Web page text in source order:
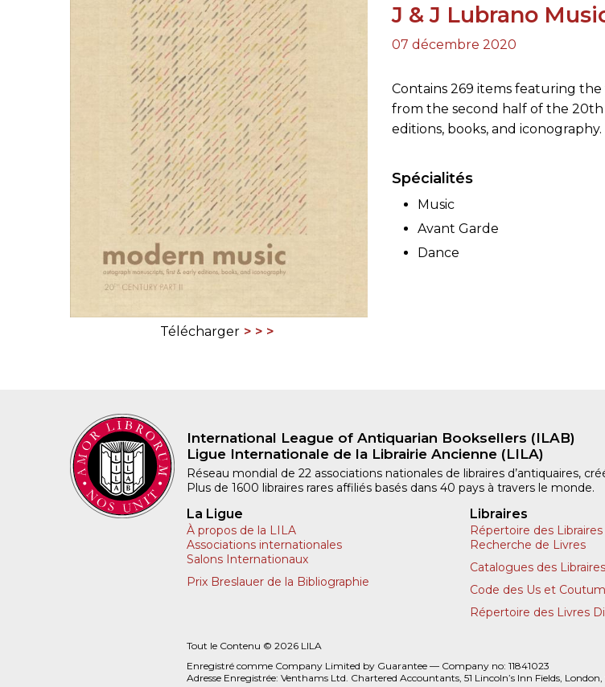
SALONS INTERNATIONAUX DE LA LILA
CODE ES US ET COUTUMES DE LA LILA
L'HISTOIRE DE LA LILA
ÉDUCATION & MENTORAT
VIDEOS AND RESSOURCES
COMITÉ DE LA LILA
CONTACT
RÉPERTOIRE DES LIBRAIRIES
Télécharger
J & J Lubrano
07 décembre 2020
Contains 269 items featuring
from the second half of the
editions, books, and iconography.
Spécialités
Music
Avant Garde
Dance
International League of Antiquarian Booksellers (ILAB)
Ligue Internationale de la Librairie Ancienne (LILA)
Réseau mondial de 22 associations nationales de libraires d’antiquaires,
Plus de 1600 libraires rares affiliés basés dans 40 pays à travers le monde.
La Ligue
À propos de la LILA
Associations internationales
Salons Internationaux
Prix Breslauer de la Bibliographie
Libraires
Répertoire des Libraires
Recherche de Livres
Catalogues des Libraires
Code des Us et
Répertoire des Livres
Tout le Contenu © 2026 LILA
Enregistré comme Company Limited by Guarantee — Company no: 11841023
Adresse Enregistrée: Venthams Ltd. Chartered Accountants, 51 Lincoln’s Inn Fields,